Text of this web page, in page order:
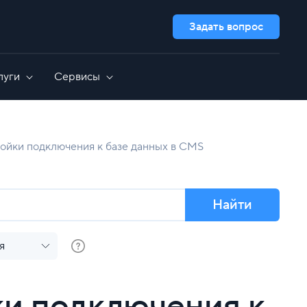
Задать вопрос
Nextcloud
Все приложения
Администрирование серверов
Сервисы
подключения к базе данных в CMS
Найти